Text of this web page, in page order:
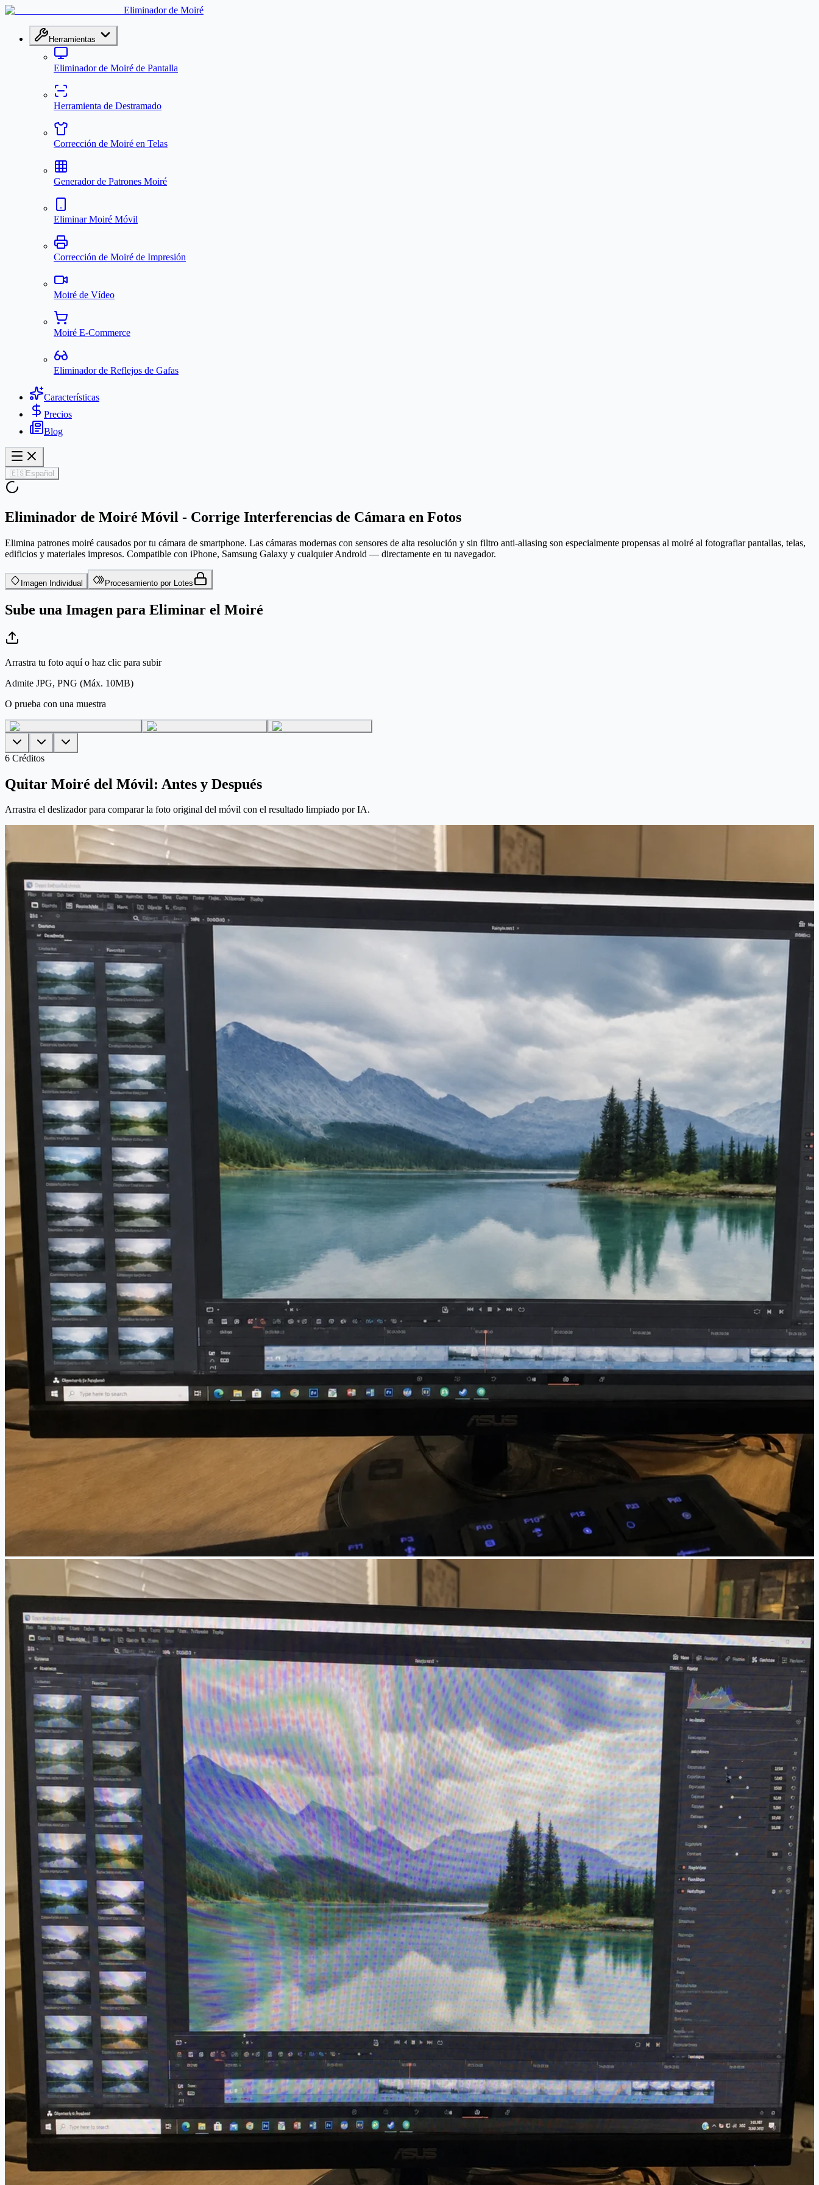
Eliminador de Moiré
Herramientas
Eliminador de Moiré de Pantalla
Herramienta de Destramado
Corrección de Moiré en Telas
Generador de Patrones Moiré
Eliminar Moiré Móvil
Corrección de Moiré de Impresión
Moiré de Vídeo
Moiré E-Commerce
Eliminador de Reflejos de Gafas
Características
Precios
Blog
🇪🇸Español
Eliminador de Moiré Móvil - Corrige Interferencias de Cámara en Fotos
Elimina patrones moiré causados por tu cámara de smartphone. Las cámaras modernas con sensores de alta resolución y sin filtro anti-aliasing son especialmente propensas al moiré al fotografiar pantallas, telas,
edificios y materiales impresos. Compatible con iPhone, Samsung Galaxy y cualquier Android — directamente en tu navegador.
Imagen Individual Procesamiento por Lotes
Sube una Imagen para Eliminar el Moiré
Arrastra tu foto aquí o haz clic para subir
Admite JPG, PNG (Máx. 10MB)
O prueba con una muestra
6 Créditos
Quitar Moiré del Móvil: Antes y Después
Arrastra el deslizador para comparar la foto original del móvil con el resultado limpiado por IA.